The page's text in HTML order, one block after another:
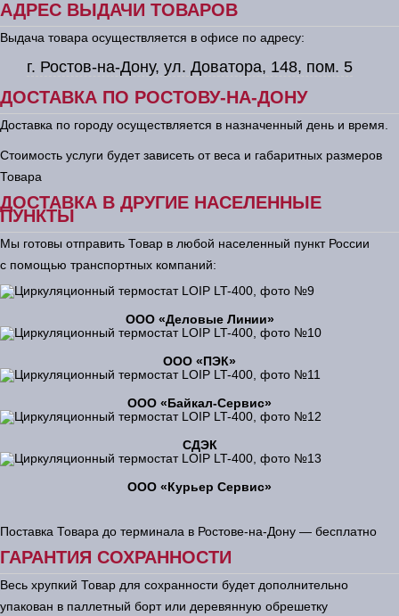
АДРЕС ВЫДАЧИ ТОВАРОВ
Выдача товара осуществляется в офисе по адресу:
г. Ростов-на-Дону, ул. Доватора, 148, пом. 5
ДОСТАВКА ПО РОСТОВУ-НА-ДОНУ
Доставка по городу осуществляется в назначенный день и время.
Стоимость услуги будет зависеть от веса и габаритных размеров
Товара
ДОСТАВКА В ДРУГИЕ НАСЕЛЕННЫЕ
ПУНКТЫ
Мы готовы отправить Товар в любой населенный пункт России
с помощью транспортных компаний:
ООО «Деловые Линии»
ООО «ПЭК»
ООО «Байкал-Сервис»
СДЭК
ООО «Курьер Сервис»
Поставка Товара до терминала в Ростове-на-Дону — бесплатно
ГАРАНТИЯ СОХРАННОСТИ
Весь хрупкий Товар для сохранности будет дополнительно
упакован в паллетный борт или деревянную обрешетку